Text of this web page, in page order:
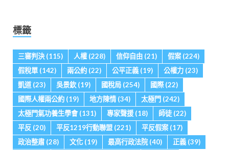
標籤
三審判決(115) 人權(228) 信仰自由 (21) 假案(224)
假稅單 (142) 兩公約 (22) 公平正義 (19) 公權力 (23)
凱道(23) 吳景欽 (19) 國稅局 (254) 國際(22)
國際人權兩公約 (19) 地方陳情(34) 太極門 (242)
太極門氣功養生學會(131) 專家聲援(18) 師徒(22)
平反 (20) 平反1219行動聯盟 (221) 平反假案(17)
政治整肅 (28) 文化 (19) 最高行政法院(40) 正義 (39)